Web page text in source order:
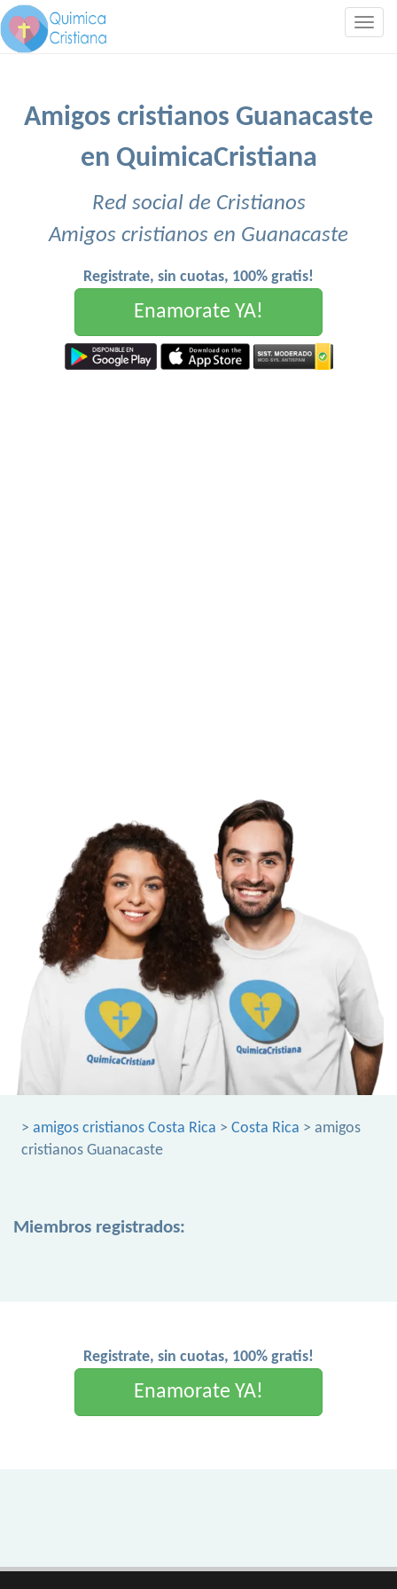
Amigos cristianos Guanacaste
en QuimicaCristiana
Red social de Cristianos
Amigos cristianos en Guanacaste
Registrate, sin cuotas, 100% gratis!
Enamorate YA!
> amigos cristianos Costa Rica > Costa Rica > amigos
cristianos Guanacaste
Miembros registrados:
Registrate, sin cuotas, 100% gratis!
Enamorate YA!